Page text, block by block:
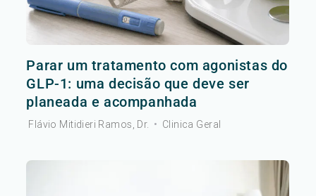
Parar um tratamento com agonistas do
GLP-1: uma decisão que deve ser
planeada e acompanhada
Flávio Mitidieri Ramos, Dr. • Clinica Geral